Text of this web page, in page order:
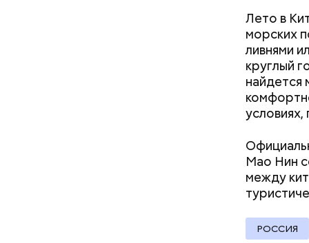
Лето в
морских
ливнями
круглый
найдется
Мао Нин
между
РОССИЯ